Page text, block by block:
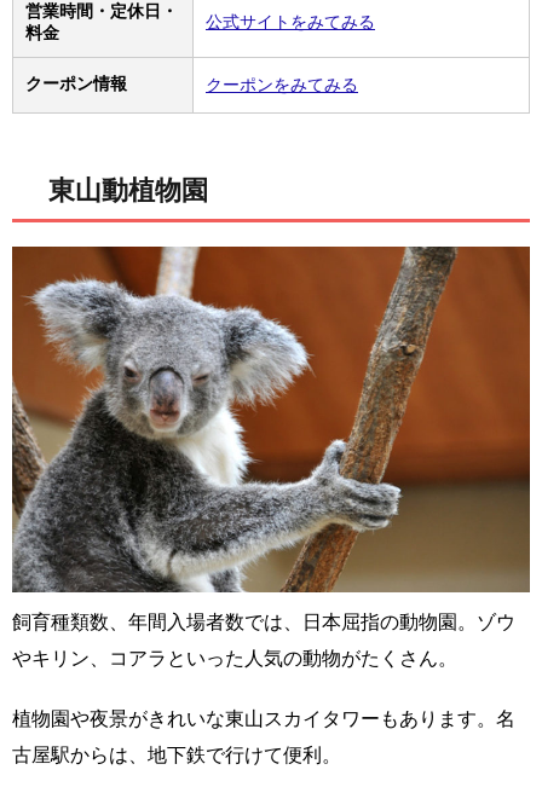
営業時間・定休日・
料金
公式サイトをみてみる
クーポン情報 クーポンをみてみる
東山動植物園
飼育種類数、年間入場者数では、日本屈指の動物園。ゾウ
やキリン、コアラといった人気の動物がたくさん。
植物園や夜景がきれいな東山スカイタワーもあります。名
古屋駅からは、地下鉄で行けて便利。